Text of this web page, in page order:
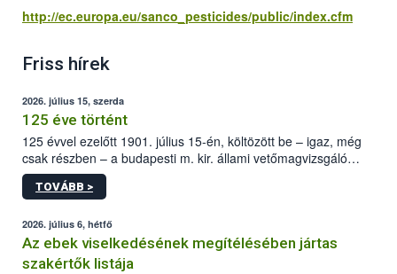
http://ec.europa.eu/sanco_pesticides/public/index.cfm
Friss hírek
2026. július 15, szerda
125 éve történt
125 évvel ezelőtt 1901. július 15-én, költözött be – igaz, még
csak részben – a budapesti m. kir. állami vetőmagvizsgáló
állomás a Kis Rókus utca 15. szám alatti, Czigler Győző által
tervezett új épületébe.
TOVÁBB >
2026. július 6, hétfő
Az ebek viselkedésének megítélésében jártas
szakértők listája